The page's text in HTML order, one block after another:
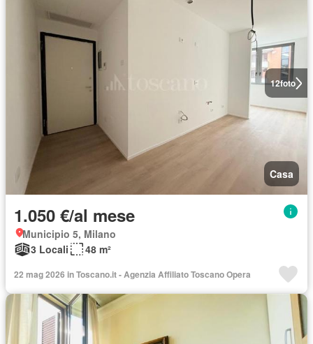
12foto
Casa
1.050 €/al mese
Municipio 5, Milano
3 Locali
48 m²
22 mag 2026 in Toscano.it - Agenzia Affiliato Toscano Opera